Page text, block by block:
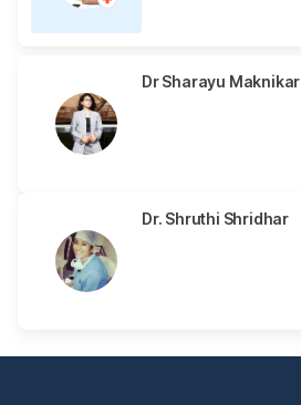
Dr Sharayu Maknikar
Dr. Shruthi Shridhar